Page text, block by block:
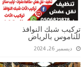
تركيب شبك النوافذ
للناموس بالرياض
ديسمبر 26, 2024